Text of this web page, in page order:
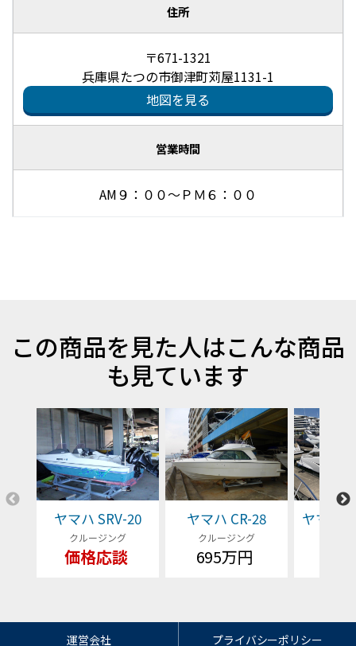
住所
〒671-1321
兵庫県たつの市御津町苅屋1131-1
地図を見る
営業時間
AM９：００～ＰＭ６：００
この商品を見た人はこんな商品
も見ています
ヤマハ SRV-20
クルージング
価格応談
ヤマハ CR-28
クルージング
695万円
ヤマハ
運営会社 プライバシーポリシー